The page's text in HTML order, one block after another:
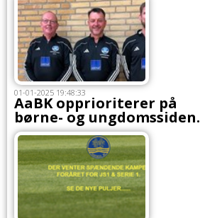
01-01-2025 19:48:33
AaBK opprioriterer på
børne- og ungdomssiden.